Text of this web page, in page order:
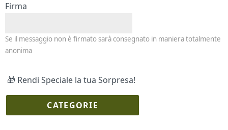
Firma
Se il messaggio non è firmato sarà consegnato in maniera totalmente
anonima
🎁 Rendi Speciale la tua Sorpresa!
CATEGORIE